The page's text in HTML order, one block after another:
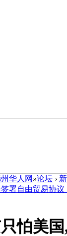
华人网 »论坛 ›
署自由贸易协议
怕美